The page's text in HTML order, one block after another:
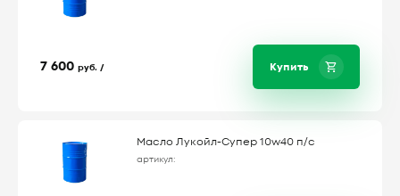
7 600 руб. / Купить
Масло Лукойл-Супер 10w40 п/с
артикул: